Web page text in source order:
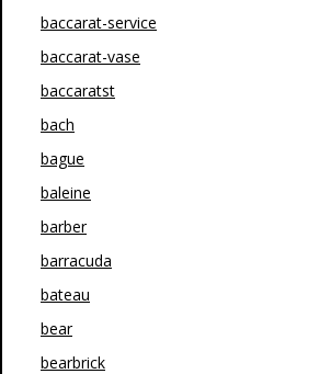
baccarat-service
baccarat-vase
baccaratst
bach
bague
baleine
barber
barracuda
bateau
bear
bearbrick